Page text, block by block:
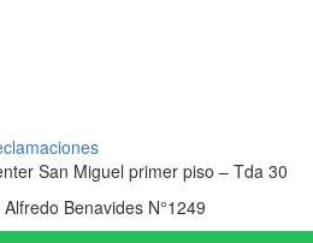
San Miguel primer piso – Tda 30
Benavides N°1249